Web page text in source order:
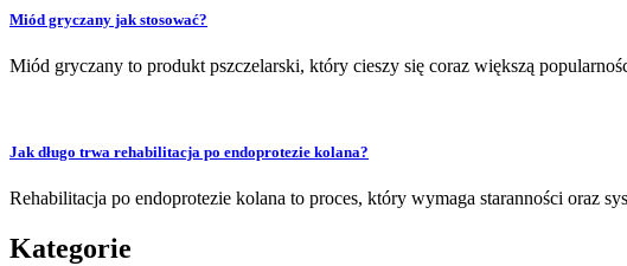
Miód gryczany jak stosować?
Miód gryczany to produkt pszczelarski, który cieszy się coraz większą
Jak długo trwa rehabilitacja po endoprotezie kolana?
Rehabilitacja po endoprotezie kolana to proces, który wymaga staranności oraz
Kategorie